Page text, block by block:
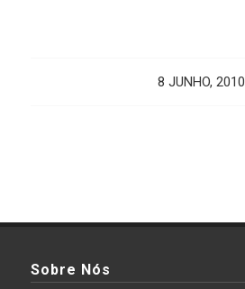
8 JUNHO, 2010
Sobre Nós